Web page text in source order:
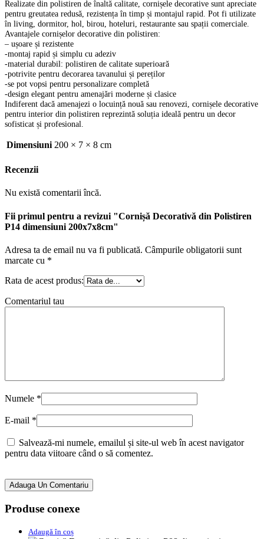
Realizate din polistiren de înaltă calitate, cornișele decorative sunt apreciate
pentru greutatea redusă, rezistența în timp și montajul rapid. Pot fi utilizate
în living, dormitor, hol, birou, hoteluri, restaurante sau spații comerciale.
Avantajele cornișelor decorative din polistiren:
– ușoare și rezistente
-montaj rapid și simplu cu adeziv
-material durabil: polistiren de calitate superioară
-potrivite pentru decorarea tavanului și pereților
-se pot vopsi pentru personalizare completă
-design elegant pentru amenajări moderne și clasice
Indiferent dacă amenajezi o locuință nouă sau renovezi, cornișele decorative
pentru interior din polistiren reprezintă soluția ideală pentru un decor
sofisticat și profesional.
Dimensiuni 200 × 7 × 8 cm
Recenzii
Nu există comentarii încă.
Fii primul pentru a revizui "Cornișă Decorativă din Polistiren
P14 dimensiuni 200x7x8cm"
Adresa ta de email nu va fi publicată. Câmpurile obligatorii sunt
marcate cu *
Rata de acest produs:
Comentariul tau
Numele *
E-mail *
Salvează-mi numele, emailul și site-ul web în acest navigator
pentru data viitoare când o să comentez.
Adauga Un Comentariu
Produse conexe
Adaugă în coș